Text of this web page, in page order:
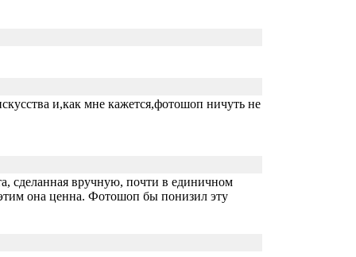
и,как мне кажется,фотошоп ничуть не
сделанная вручную, почти в единичном
она ценна. Фотошоп бы понизил эту